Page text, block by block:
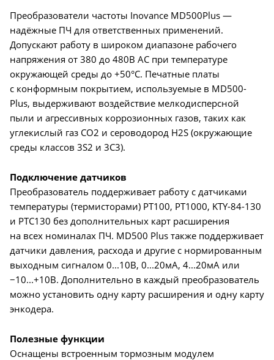
Преобразователи частоты Inovance MD500Plus —
надёжные ПЧ для ответственных применений.
Допускают работу в широком диапазоне рабочего
напряжения от 380 до 480В AC при температуре
окружающей среды до +50°C. Печатные платы
с конформным покрытием, используемые в MD500-
Plus, выдерживают воздействие мелкодисперсной
пыли и агрессивных коррозионных газов, таких как
углекислый газ CO2 и сероводород H2S (окружающие
среды классов 3S2 и 3C3).
Подключение датчиков
Преобразователь поддерживает работу с датчиками
температуры (термисторами) PT100, PT1000, KTY-84-130
и PTC130 без дополнительных карт расширения
на всех номиналах ПЧ. MD500 Plus также поддерживает
датчики давления, расхода и другие с нормированным
выходным сигналом 0...10В, 0...20мА, 4...20мА или
−10...+10В. Дополнительно в каждый преобразователь
можно установить одну карту расширения и одну карту
энкодера.
Полезные функции
Оснащены встроенным тормозным модулем